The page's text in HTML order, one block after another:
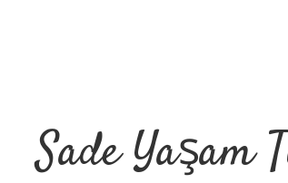
Sade Yaşam